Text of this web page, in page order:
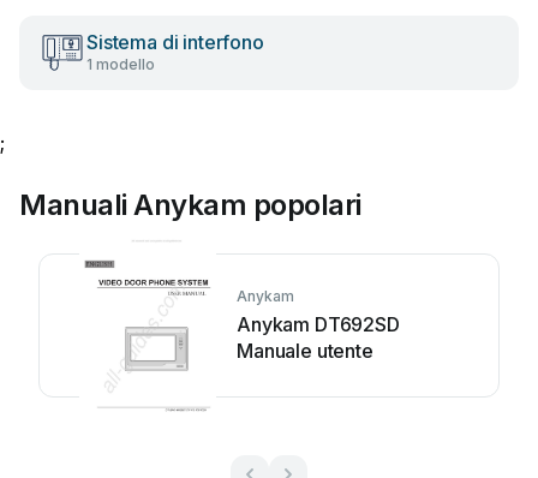
Sistema di interfono
1 modello
;
Manuali Anykam popolari
Anykam
Anykam DT692SD
Manuale utente